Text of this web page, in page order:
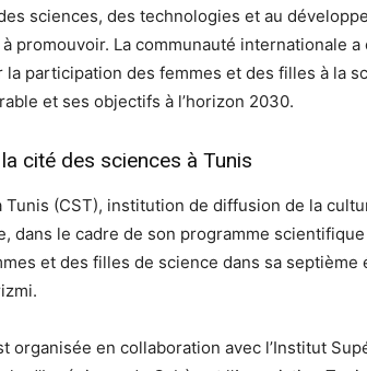
sciences, des technologies et au
promouvoir. La communauté internationale
participation des femmes et des filles à la
et ses objectifs à l’horizon 2030.
cité des sciences à Tunis
Tunis (CST), institution de diffusion de la
dans le cadre de son programme scientifique
et des filles de science dans sa septième
organisée en collaboration avec l’Institut